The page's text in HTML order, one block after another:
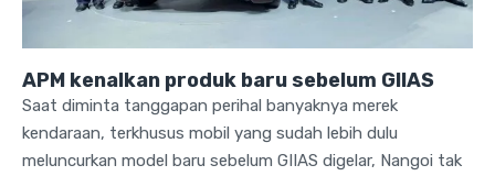
APM kenalkan produk baru sebelum GIIAS
Saat diminta tanggapan perihal banyaknya merek
kendaraan, terkhusus mobil yang sudah lebih dulu
meluncurkan model baru sebelum GIIAS digelar, Nangoi tak